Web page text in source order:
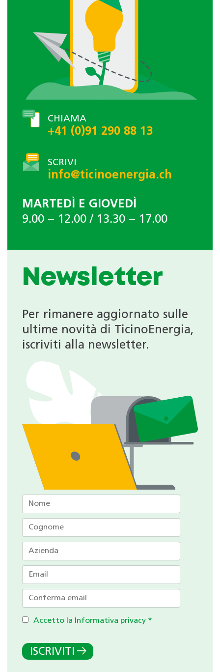
CHIAMA
+41 (0)91 290 88 13
SCRIVI
info@ticinoenergia.ch
MARTEDÌ E GIOVEDÌ
9.00 − 12.00 / 13.30 − 17.00
Newsletter
Per rimanere aggiornato sulle
ultime novità di TicinoEnergia,
iscriviti alla newsletter.
Accetto la Informativa privacy *
ISCRIVITI